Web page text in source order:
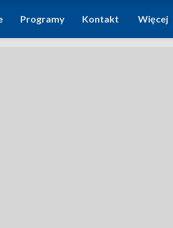
Programy Kontakt Więcej